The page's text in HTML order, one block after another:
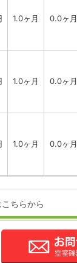
1.0ヶ月 0.0ヶ月
1.0ヶ月 0.0ヶ月
1.0ヶ月 0.0ヶ月
ちらから